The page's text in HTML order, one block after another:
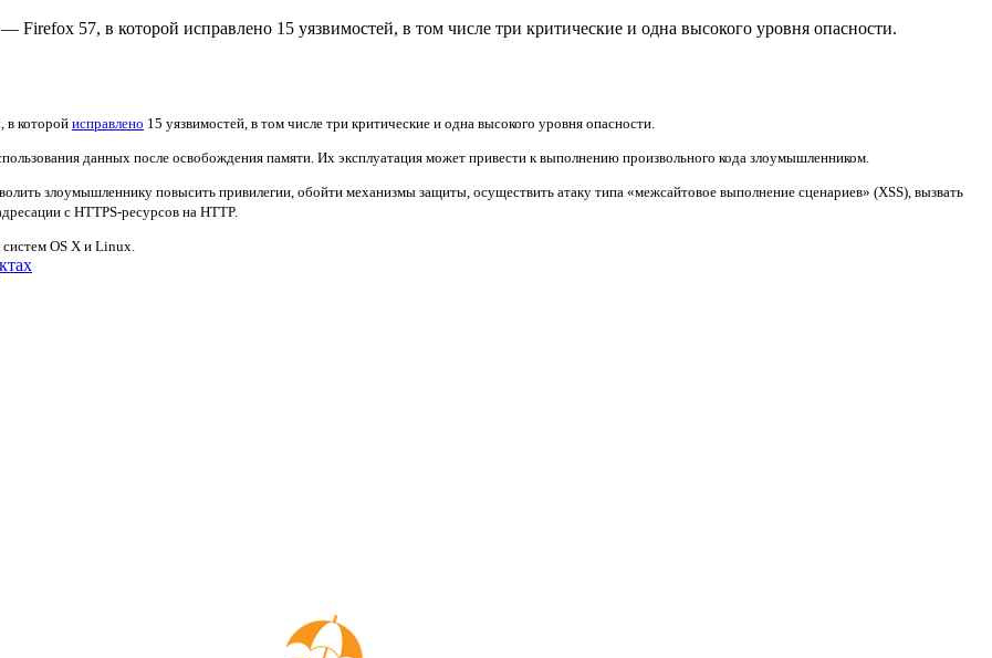
57, в которой исправлено 15 уязвимостей, в том числе три критические и одна высокого уровня опасности.
в которой исправлено 15 уязвимостей, в том числе три критические и одна высокого уровня опасности.
данных после освобождения памяти. Их эксплуатация может привести к выполнению произвольного кода злоумышленником.
злоумышленнику повысить привилегии, обойти механизмы защиты, осуществить атаку типа «межсайтовое выполнение сценариев» (XSS), вызвать
с HTTPS-ресурсов на HTTP.
OS X и Linux.